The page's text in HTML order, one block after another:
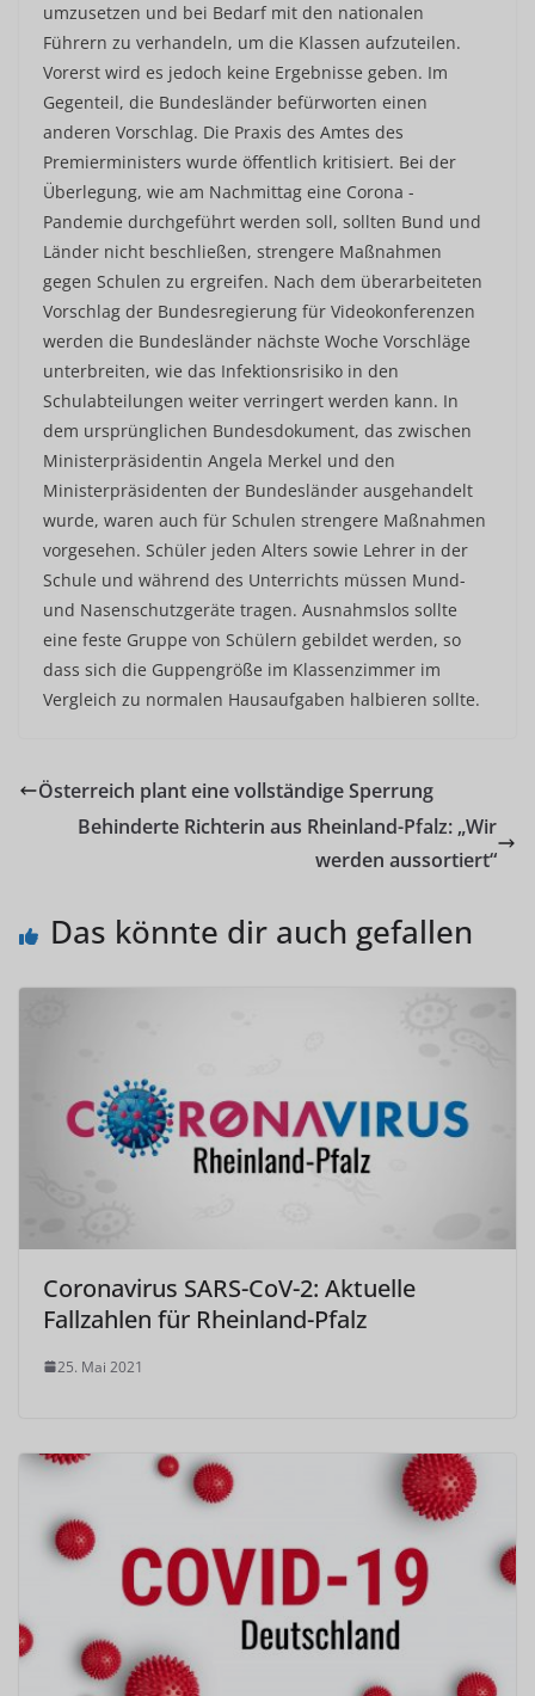
umzusetzen und bei Bedarf mit den nationalen
Führern zu verhandeln, um die Klassen aufzuteilen.
Vorerst wird es jedoch keine Ergebnisse geben. Im
Gegenteil, die Bundesländer befürworten einen
anderen Vorschlag. Die Praxis des Amtes des
Premierministers wurde öffentlich kritisiert. Bei der
Überlegung, wie am Nachmittag eine Corona -
Pandemie durchgeführt werden soll, sollten Bund und
Länder nicht beschließen, strengere Maßnahmen
gegen Schulen zu ergreifen. Nach dem überarbeiteten
Vorschlag der Bundesregierung für Videokonferenzen
werden die Bundesländer nächste Woche Vorschläge
unterbreiten, wie das Infektionsrisiko in den
Schulabteilungen weiter verringert werden kann. In
dem ursprünglichen Bundesdokument, das zwischen
Ministerpräsidentin Angela Merkel und den
Ministerpräsidenten der Bundesländer ausgehandelt
wurde, waren auch für Schulen strengere Maßnahmen
vorgesehen. Schüler jeden Alters sowie Lehrer in der
Schule und während des Unterrichts müssen Mund-
und Nasenschutzgeräte tragen. Ausnahmslos sollte
eine feste Gruppe von Schülern gebildet werden, so
dass sich die Guppengröße im Klassenzimmer im
Vergleich zu normalen Hausaufgaben halbieren sollte.
Österreich plant eine vollständige Sperrung
Behinderte Richterin aus Rheinland-Pfalz: „Wir
werden aussortiert“
Das könnte dir auch gefallen
Coronavirus SARS-CoV-2: Aktuelle
Fallzahlen für Rheinland-Pfalz
25. Mai 2021